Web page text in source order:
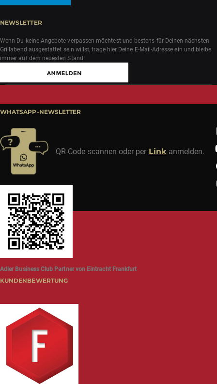
NEWSLETTER
Wenn Du keine Angebote verpassen möchtest und bestens für Deinen nächsten
Grillabend ausgestattet sein willst, trage hier Deine E-Mail-Adresse ein und bleibe
immer auf dem neuesten Stand!
WHATSAPP-NEWSLETTER
QR-Code scannen oder per Linkanmelden.
Adler Business Club Partner von Eintracht Frankfurt
KUNDENBEWERTUNG